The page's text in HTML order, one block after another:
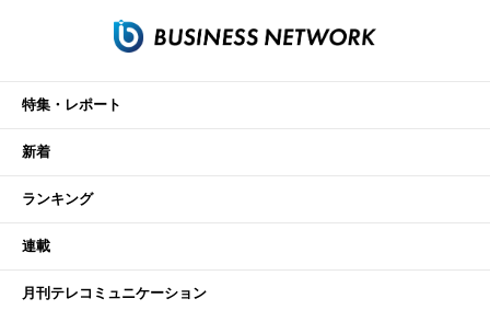
特集・レポート
新着
ランキング
連載
月刊テレコミュニケーション